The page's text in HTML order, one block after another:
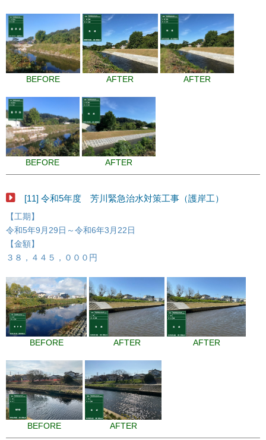
BEFORE AFTER AFTER
BEFORE AFTER
[11] 令和5年度 芳川緊急治水対策工事（護岸工）
【工期】
令和5年9月29日～令和6年3月22日
【金額】
３８，４４５，０００円
BEFORE AFTER AFTER
BEFORE AFTER